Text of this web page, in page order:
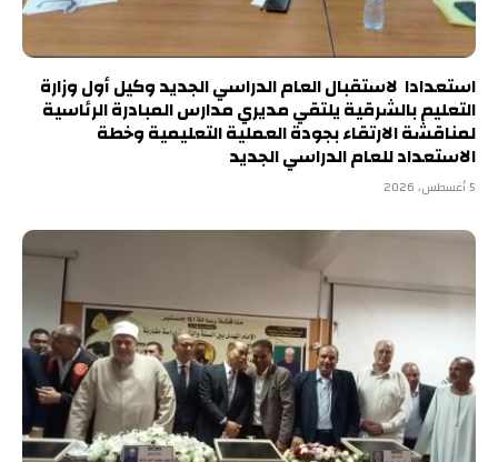
استعدادا لاستقبال العام الدراسي الجديد وكيل أول وزارة
التعليم بالشرقية يلتقي مديري مدارس المبادرة الرئاسية
لمناقشة الارتقاء بجودة العملية التعليمية وخطة
الاستعداد للعام الدراسي الجديد
5 أغسطس، 2026